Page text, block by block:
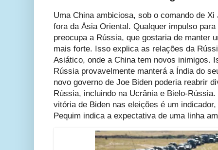
Uma China ambiciosa, sob o comando de
fora da Ásia Oriental. Qualquer impulso
preocupa a Rússia, que gostaria de manter
mais forte. Isso explica as relações da
Asiático, onde a China tem novos inimigos.
Rússia provavelmente manterá a Índia do
novo governo de Joe Biden poderia reabrir
Rússia, incluindo na Ucrânia e Bielo-
vitória de Biden nas eleições é um
Pequim indica a expectativa de uma linha